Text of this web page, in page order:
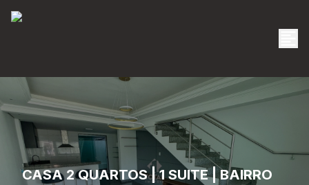
CASA 2 QUARTOS | 1 SUITE | BAIRRO